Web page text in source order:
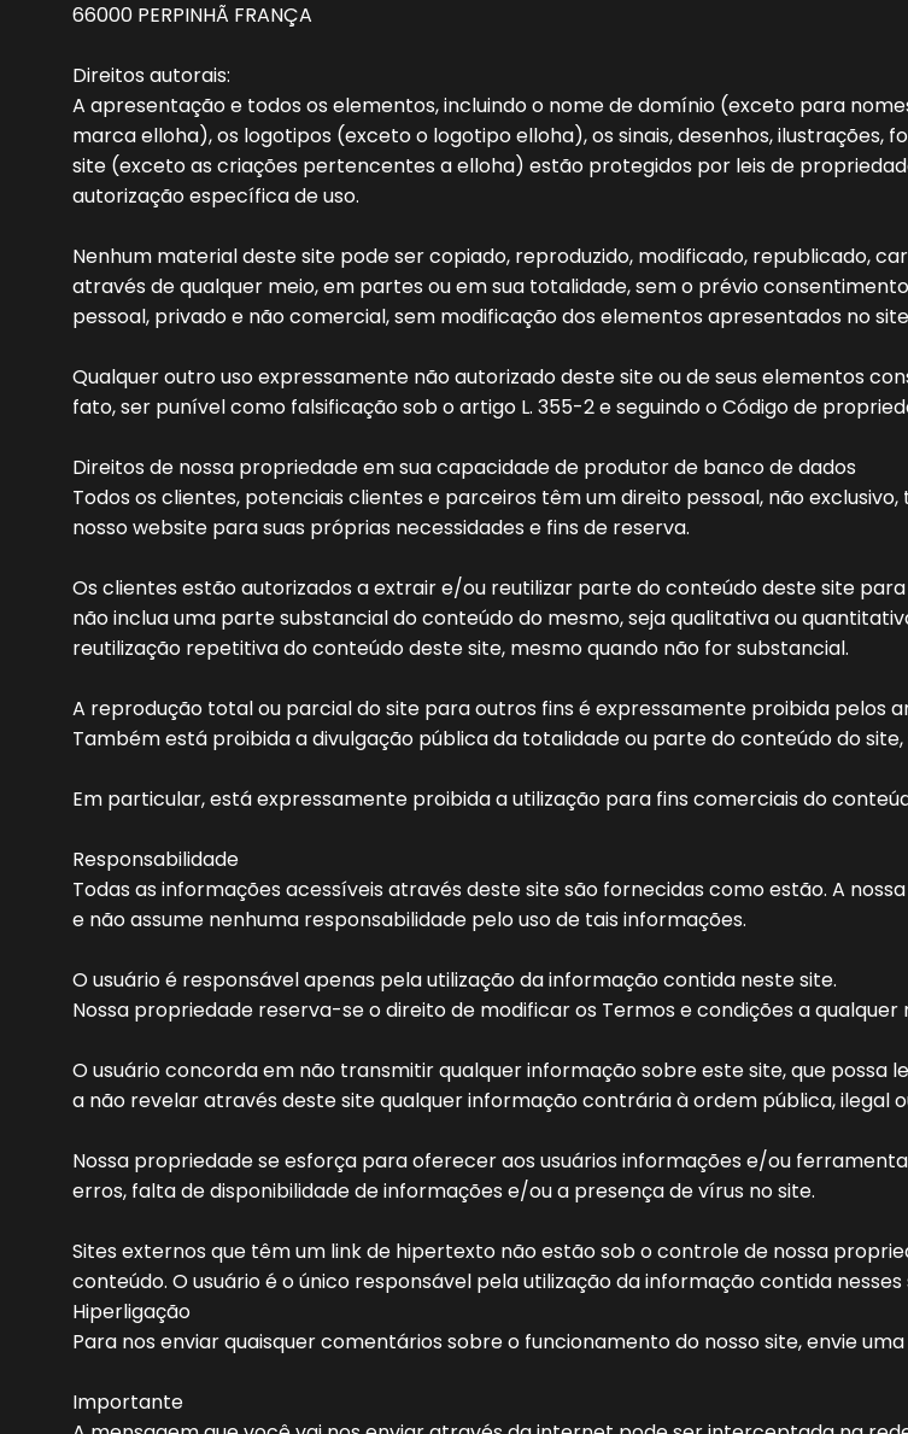
66000 PERPINHÃ FRANÇA
Direitos autorais:
A apresentação e todos os elementos, incluindo o nome de domínio (exceto para
marca elloha), os logotipos (exceto o logotipo elloha), os sinais, desenhos,
site (exceto as criações pertencentes a elloha) estão protegidos por leis de
autorização específica de uso.
Nenhum material deste site pode ser copiado, reproduzido, modificado, republicado,
através de qualquer meio, em partes ou em sua totalidade, sem o prévio
pessoal, privado e não comercial, sem modificação dos elementos apresentados no
Qualquer outro uso expressamente não autorizado deste site ou de seus elementos
fato, ser punível como falsificação sob o artigo L. 355-2 e seguindo o Código de
Direitos de nossa propriedade em sua capacidade de produtor de banco de dados
Todos os clientes, potenciais clientes e parceiros têm um direito pessoal, não
nosso website para suas próprias necessidades e fins de reserva.
Os clientes estão autorizados a extrair e/ou reutilizar parte do conteúdo deste site
não inclua uma parte substancial do conteúdo do mesmo, seja qualitativa ou
reutilização repetitiva do conteúdo deste site, mesmo quando não for substancial.
A reprodução total ou parcial do site para outros fins é expressamente proibida pelos
Também está proibida a divulgação pública da totalidade ou parte do conteúdo do
Em particular, está expressamente proibida a utilização para fins comerciais do
Responsabilidade
Todas as informações acessíveis através deste site são fornecidas como estão. A
e não assume nenhuma responsabilidade pelo uso de tais informações.
O usuário é responsável apenas pela utilização da informação contida neste site.
Nossa propriedade reserva-se o direito de modificar os Termos e condições a
O usuário concorda em não transmitir qualquer informação sobre este site, que
a não revelar através deste site qualquer informação contrária à ordem pública, ilegal
Nossa propriedade se esforça para oferecer aos usuários informações e/ou
erros, falta de disponibilidade de informações e/ou a presença de vírus no site.
Sites externos que têm um link de hipertexto não estão sob o controle de nossa
conteúdo. O usuário é o único responsável pela utilização da informação contida nesses
Hiperligação
Para nos enviar quaisquer comentários sobre o funcionamento do nosso site, envie
Importante